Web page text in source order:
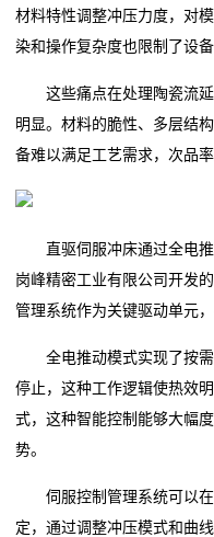
材料特性调整冲压力度，对
染和操作复杂度也限制了设
这些痛点在处理陶瓷流延
明显。材料的脆性、多层结
备难以满足工艺需求，次品率
直驱伺服冲床通过全电推
岗峰精密工业有限公司开发
管理系统作为关键驱动单元
全电推动模式实现了按需
停止，这种工作逻辑使热效
式，这种智能控制能够大幅
势。
伺服控制管理系统可以在
定，通过调整冲压模式和曲